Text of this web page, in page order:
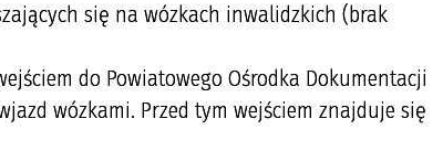
się na wózkach inwalidzkich (brak
do Powiatowego Ośrodka Dokumentacji
wózkami. Przed tym wejściem znajduje się